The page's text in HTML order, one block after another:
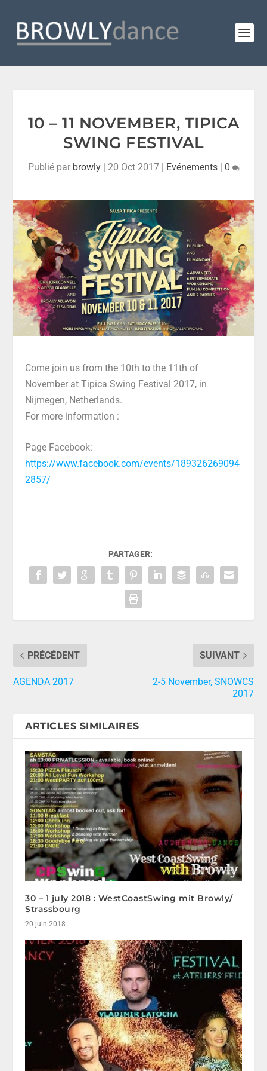
10 – 11 NOVEMBER, TIPICA
SWING FESTIVAL
Publié par browly| 20 Oct 2017| Evénements| 0
Come join us from the 10th to the 11th of
November at Tipica Swing Festival 2017, in
Nijmegen, Netherlands.
For more information :
Page Facebook:
https://www.facebook.com/events/189326269094
2857/
PARTAGER:
PRÉCÉDENT
AGENDA 2017
SUIVANT
2-5 November, SNOWCS
2017
ARTICLES SIMILAIRES
30 – 1 july 2018 : WestCoastSwing mit Browly/
Strassbourg
20 juin 2018